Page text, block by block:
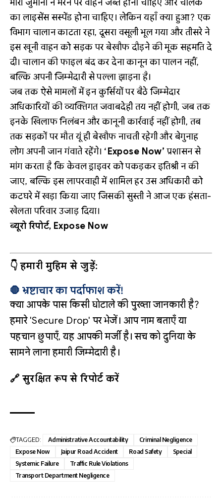
भारी जुर्माना न भरने पर वाहन जब्त होना चाहिए और चालक
का लाइसेंस सस्पेंड होना चाहिए। लेकिन यहाँ क्या हुआ? एक
विभाग चालान काटता रहा, दूसरा वसूली भूल गया और तीसरे ने
इस खूनी वाहन को सड़क पर बेखौफ दौड़ने की मूक सहमति दे
दी। चालान की फाइल बंद कर देना कानून का पालन नहीं,
बल्कि अपनी जिम्मेदारी से पल्ला झाड़ना है।
जब तक ऐसे मामलों में इन कुर्सियों पर बैठे जिम्मेदार
अधिकारियों की व्यक्तिगत जवाबदेही तय नहीं होगी, जब तक
इनके खिलाफ निलंबन और कानूनी कार्रवाई नहीं होगी, तब
तक सड़कों पर मौत यूं ही बेखौफ नाचती रहेगी और बेगुनाह
लोग अपनी जान गंवाते रहेंगे।‘Expose Now’ प्रशासन से
मांग करता है कि केवल ड्राइवर को पकड़कर इतिश्री न की
जाए, बल्कि इस लापरवाही में शामिल हर उस अधिकारी को
कटघरे में खड़ा किया जाए जिसकी सुस्ती ने आज एक हंसता-
खेलता परिवार उजाड़ दिया।
ब्यूरो रिपोर्ट, Expose Now
👇 हमारी मुहिम से जुड़ें:
🛑 भ्रष्टाचार का पर्दाफाश करें!
क्या आपके पास किसी घोटाले की पुख्ता जानकारी है?
हमारे 'Secure Drop' पर भेजें। आप नाम बताएँ या
पहचान छुपाएँ, यह आपकी मर्जी है। सच को दुनिया के
सामने लाना हमारी जिम्मेदारी है।
🔗 सुरक्षित रूप से रिपोर्ट करें
TAGGED: Administrative Accountability
Criminal Negligence
Expose Now
Jaipur Road Accident Road Safety
Special
Systemic Failure
Traffic Rule Violations
Transport Department Negligence